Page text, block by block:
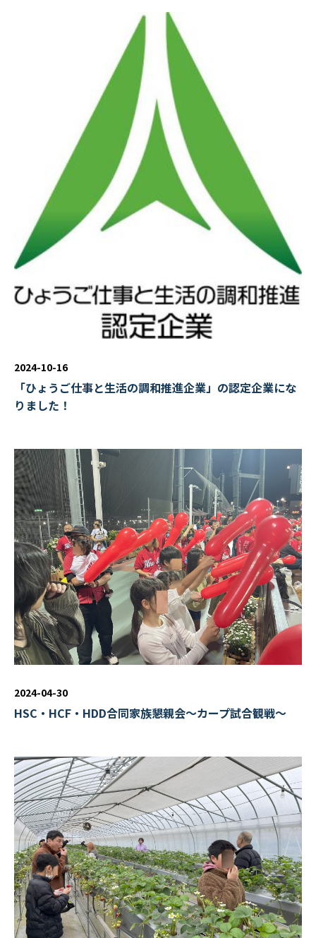
2024-10-16
「ひょうご仕事と生活の調和推進企業」の認定企業にな
りました！
2024-04-30
HSC・HCF・HDD合同家族懇親会～カープ試合観戦～